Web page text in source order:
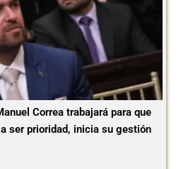
Correa trabajará para que
ser prioridad, inicia su gestión